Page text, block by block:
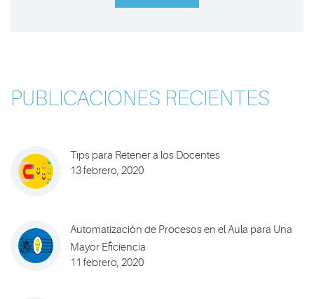
PUBLICACIONES RECIENTES
Tips para Retener a los Docentes
13 febrero, 2020
Automatización de Procesos en el Aula para Una
Mayor Eficiencia
11 febrero, 2020